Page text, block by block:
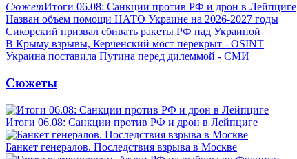
СюжетИтоги 06.08: Санкции против РФ и дрон в Лейпциге
Назван объем помощи НАТО Украине на 2026-2027 годы
Сикорский призвал сбивать ракеты РФ над Украиной
В Крыму взрывы, Керченский мост перекрыт - OSINT
Украина поставила Путина перед дилеммой - СМИ
Сюжеты
Итоги 06.08: Санкции против РФ и дрон в Лейпциге
Банкет генералов. Последствия взрыва в Москве